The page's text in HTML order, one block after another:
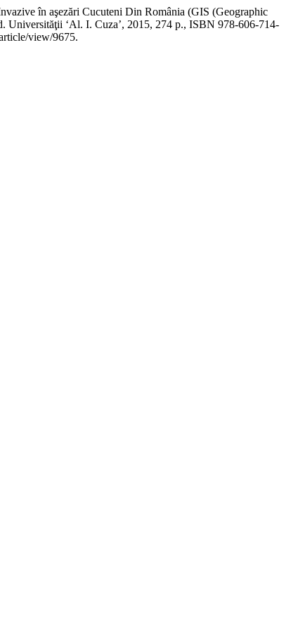
în aşezări Cucuteni Din România (GIS (Geographic
Universităţii ‘Al. I. Cuza’, 2015, 274 p., ISBN 978-606-714-
view/9675.